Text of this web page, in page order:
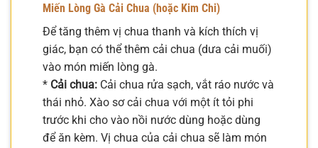
Miến Lòng Gà Cải Chua (hoặc Kim Chi)
Để tăng thêm vị chua thanh và kích thích vị
giác, bạn có thể thêm cải chua (dưa cải muối)
vào món miến lòng gà.
* Cải chua: Cải chua rửa sạch, vắt ráo nước và
thái nhỏ. Xào sơ cải chua với một ít tỏi phi
trước khi cho vào nồi nước dùng hoặc dùng
để ăn kèm. Vị chua của cải chua sẽ làm món